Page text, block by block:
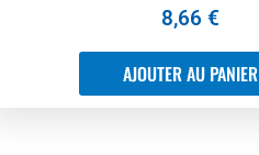
8,66€
AJOUTER AU PANIER